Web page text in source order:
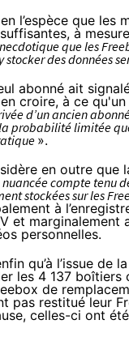
l’espèce que les
à
que les
stocker des données
abonné ait
croire, à ce qu'un
d’un ancien
probabilité limitée
».
en outre que
compte tenu
stockées sur les
à
et marginalement
personnelles.
qu’à l’issue de
les 4 137 boîtiers
de
pas restitué leur
celles-ci ont